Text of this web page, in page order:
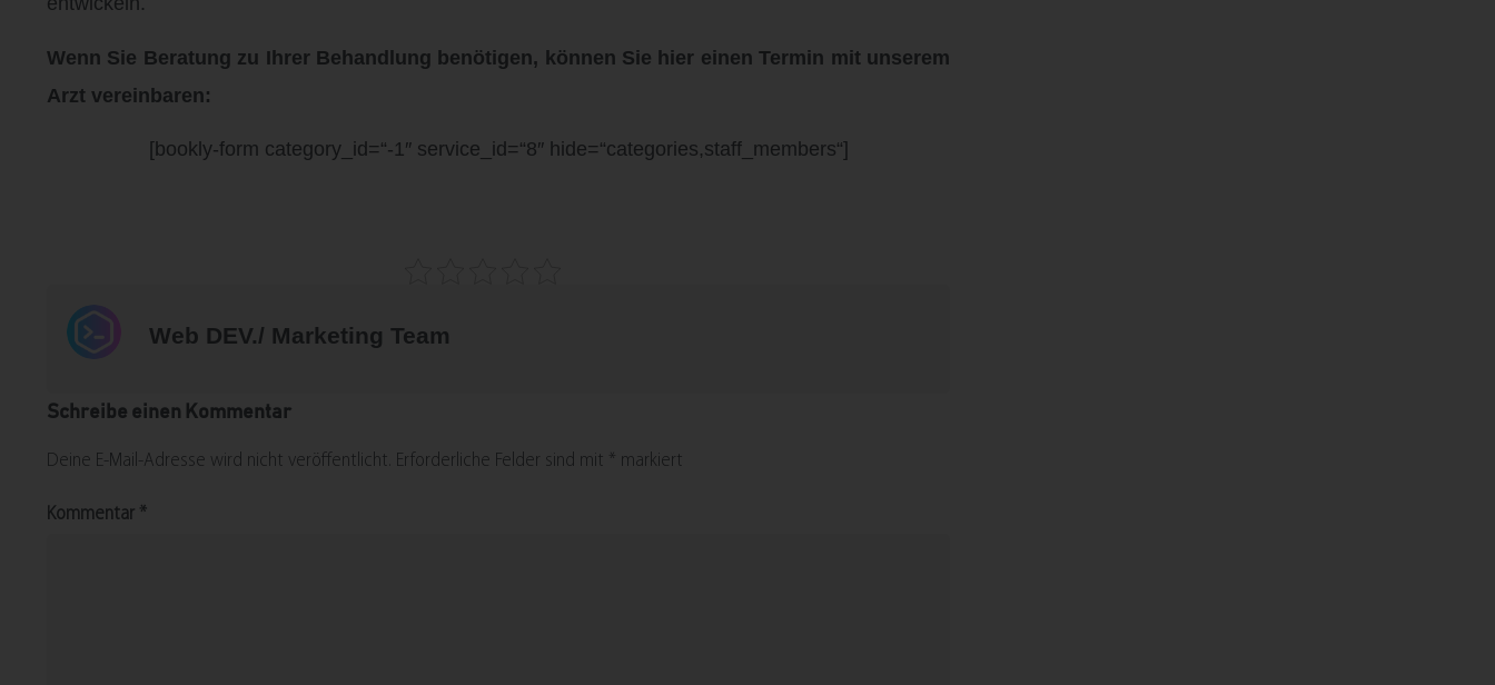
Wenn Sie Beratung zu Ihrer Behandlung benötigen, können Sie hier einen Termin mit unserem
Arzt vereinbaren:
[bookly-form category_id=“-1″ service_id=“8″ hide=“categories,staff_members“]
Web DEV./ Marketing Team
Schreibe einen Kommentar
Deine E-Mail-Adresse wird nicht veröffentlicht. Erforderliche Felder sind mit * markiert
Kommentar *